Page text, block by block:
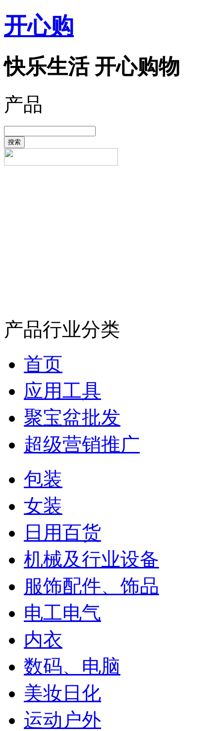
开心购
快乐生活 开心购物
产品
搜索
产品行业分类
首页
应用工具
聚宝盆批发
超级营销推广
包装
女装
日用百货
机械及行业设备
服饰配件、饰品
电工电气
内衣
数码、电脑
美妆日化
运动户外